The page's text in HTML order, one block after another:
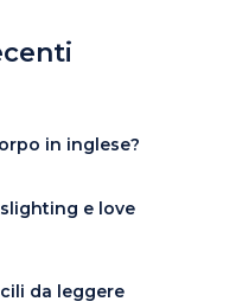
in inglese?
e love
da leggere